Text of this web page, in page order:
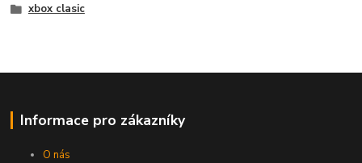
xbox clasic
Informace pro zákazníky
O nás